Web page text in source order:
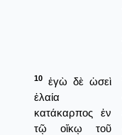
10
ἐγὼ δὲ ὡσεὶ
ἐλαία
κατάκαρπος ἐν
τῷ οἴκῳ τοῦ